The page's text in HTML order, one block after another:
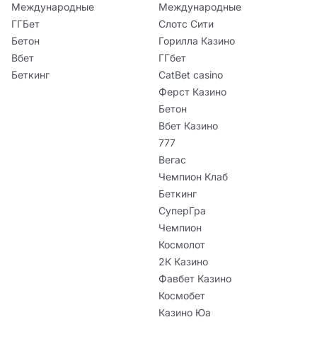
Международные
ГГБет
Бетон
Вбет
Беткинг
Международные
Слотс Сити
Горилла Казино
ГГбет
CatBet casino
Ферст Казино
Бетон
Вбет Казино
777
Вегас
Чемпион Клаб
Беткинг
СуперГра
Чемпион
Космолот
2К Казино
Фавбет Казино
Космобет
Казино Юа